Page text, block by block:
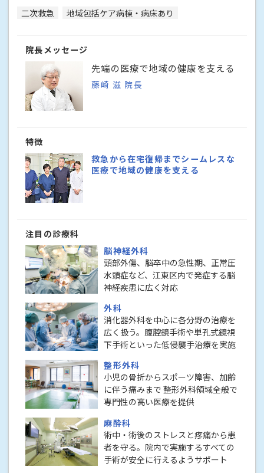
二次救急 地域包括ケア病棟・病床あり
院長メッセージ
先端の医療で地域の健康を支える
藤崎 滋 院長
特徴
救急から在宅復帰までシームレスな
医療で地域の健康を支える
注目の診療科
脳神経外科
頭部外傷、脳卒中の急性期、正常圧
水頭症など、江東区内で発症する脳
神経疾患に広く対応
外科
消化器外科を中心に各分野の治療を
広く扱う。腹腔鏡手術や単孔式鏡視
下手術といった低侵襲手治療を実施
整形外科
小児の骨折からスポーツ障害、加齢
に伴う痛みまで 整形外科領域全般で
専門性の高い医療を提供
麻酔科
術中・術後のストレスと疼痛から患
者を守る。院内で実施するすべての
手術が安全に行えるようサポート